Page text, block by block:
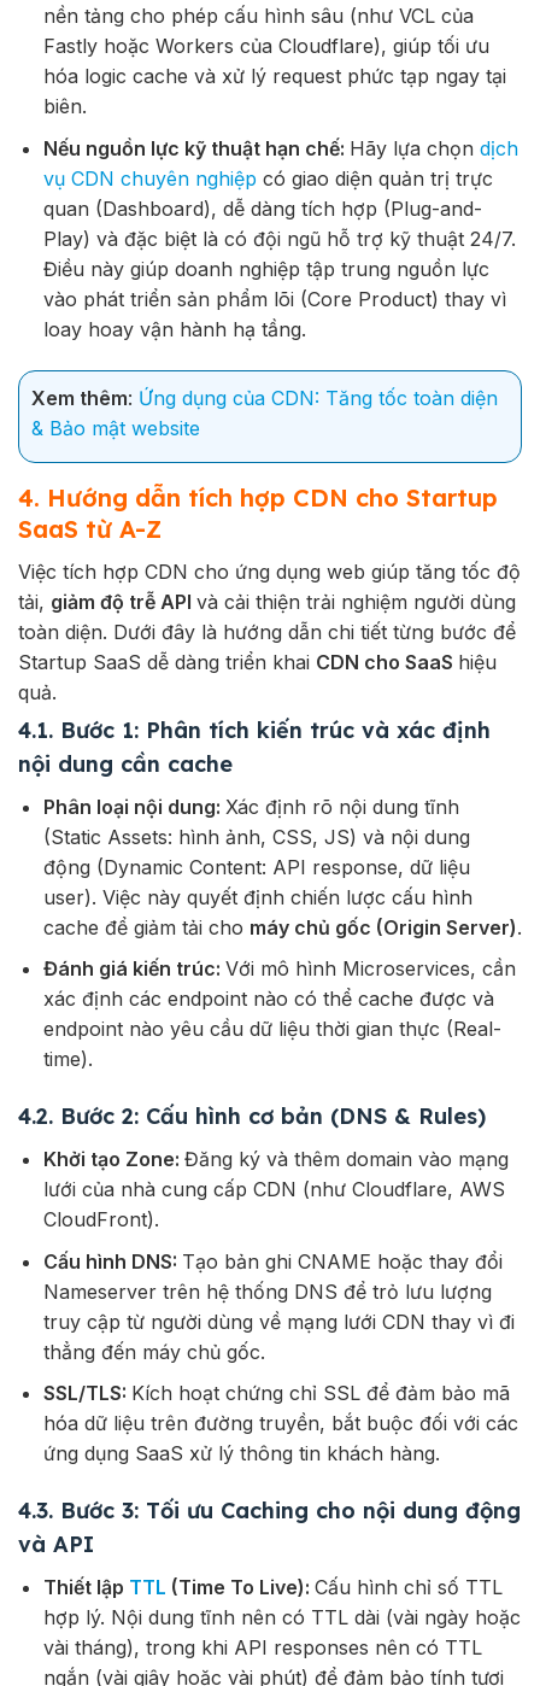
nền tảng cho phép cấu hình sâu (như VCL của
Fastly hoặc Workers của Cloudflare), giúp tối ưu
hóa logic cache và xử lý request phức tạp ngay tại
biên.
Nếu nguồn lực kỹ thuật hạn chế: Hãy lựa chọn dịch
vụ CDN chuyên nghiệp có giao diện quản trị trực
quan (Dashboard), dễ dàng tích hợp (Plug-and-
Play) và đặc biệt là có đội ngũ hỗ trợ kỹ thuật 24/7.
Điều này giúp doanh nghiệp tập trung nguồn lực
vào phát triển sản phẩm lõi (Core Product) thay vì
loay hoay vận hành hạ tầng.
Xem thêm: Ứng dụng của CDN: Tăng tốc toàn diện
& Bảo mật website
4. Hướng dẫn tích hợp CDN cho Startup
SaaS từ A-Z
Việc tích hợp CDN cho ứng dụng web giúp tăng tốc độ
tải, giảm độ trễ API và cải thiện trải nghiệm người dùng
toàn diện. Dưới đây là hướng dẫn chi tiết từng bước để
Startup SaaS dễ dàng triển khai CDN cho SaaS hiệu
quả.
4.1. Bước 1: Phân tích kiến trúc và xác định
nội dung cần cache
Phân loại nội dung: Xác định rõ nội dung tĩnh
(Static Assets: hình ảnh, CSS, JS) và nội dung
động (Dynamic Content: API response, dữ liệu
user). Việc này quyết định chiến lược cấu hình
cache để giảm tải cho máy chủ gốc (Origin Server).
Đánh giá kiến trúc: Với mô hình Microservices, cần
xác định các endpoint nào có thể cache được và
endpoint nào yêu cầu dữ liệu thời gian thực (Real-
time).
4.2. Bước 2: Cấu hình cơ bản (DNS & Rules)
Khởi tạo Zone: Đăng ký và thêm domain vào mạng
lưới của nhà cung cấp CDN (như Cloudflare, AWS
CloudFront).
Cấu hình DNS: Tạo bản ghi CNAME hoặc thay đổi
Nameserver trên hệ thống DNS để trỏ lưu lượng
truy cập từ người dùng về mạng lưới CDN thay vì đi
thẳng đến máy chủ gốc.
SSL/TLS: Kích hoạt chứng chỉ SSL để đảm bảo mã
hóa dữ liệu trên đường truyền, bắt buộc đối với các
ứng dụng SaaS xử lý thông tin khách hàng.
4.3. Bước 3: Tối ưu Caching cho nội dung động
và API
Thiết lập TTL (Time To Live): Cấu hình chỉ số TTL
hợp lý. Nội dung tĩnh nên có TTL dài (vài ngày hoặc
vài tháng), trong khi API responses nên có TTL
ngắn (vài giây hoặc vài phút) để đảm bảo tính tươi